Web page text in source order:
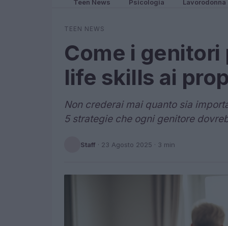
Teen News Psicologia Lavorodonna
TEEN NEWS
Come i
life skills ai
Non crederai mai quanto sia
5 strategie che ogni genitore
Staff · 23 Agosto 2025 · 3 min